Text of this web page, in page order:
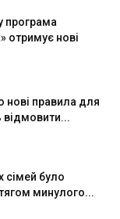
програма
отримує нові
нові правила для
сімей було
минулого...